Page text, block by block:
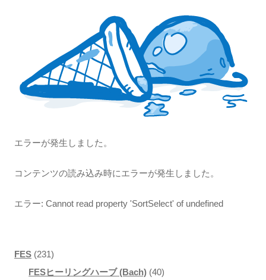
エラーが発生しました。
コンテンツの読み込み時にエラーが発生しました。
エラー:Cannot read property 'SortSelect' of undefined
FES 231231
個
FESヒーリングハーブ (Bach) 4040